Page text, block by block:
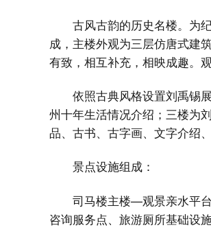
古风古韵的历史名楼。为
成，主楼外观为三层仿唐式建
有致，相互补充，相映成趣。
依照古典风格设置刘禹锡
州十年生活情况介绍；三楼为
品、古书、古字画、文字介绍
景点设施组成：
司马楼主楼—观景亲水平
咨询服务点、旅游厕所基础设施